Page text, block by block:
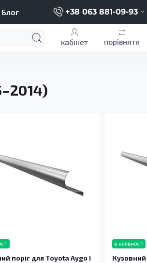
Блог +38 063 881-09-93
кабінет порівняти
поріг для Toyota Aygo I
в наявності
Кузовний